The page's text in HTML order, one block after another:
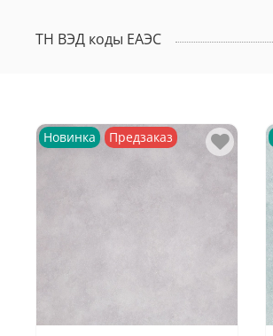
ТН ВЭД коды ЕАЭС
Новинка Предзаказ